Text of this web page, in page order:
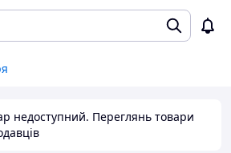
недоступний. Переглянь товари